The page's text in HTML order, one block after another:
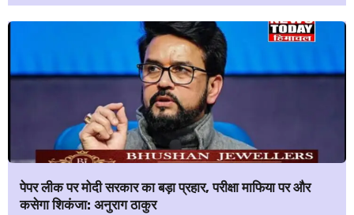
पेपर लीक पर मोदी सरकार का बड़ा प्रहार, परीक्षा माफिया पर और
कसेगा शिकंजा: अनुराग ठाकुर